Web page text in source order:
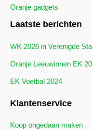
Oranje gadgets
Laatste berichten
WK 2026 in Verenigde
Oranje Leeuwinnen EK
EK Voetbal 2024
Klantenservice
Koop ongedaan maken